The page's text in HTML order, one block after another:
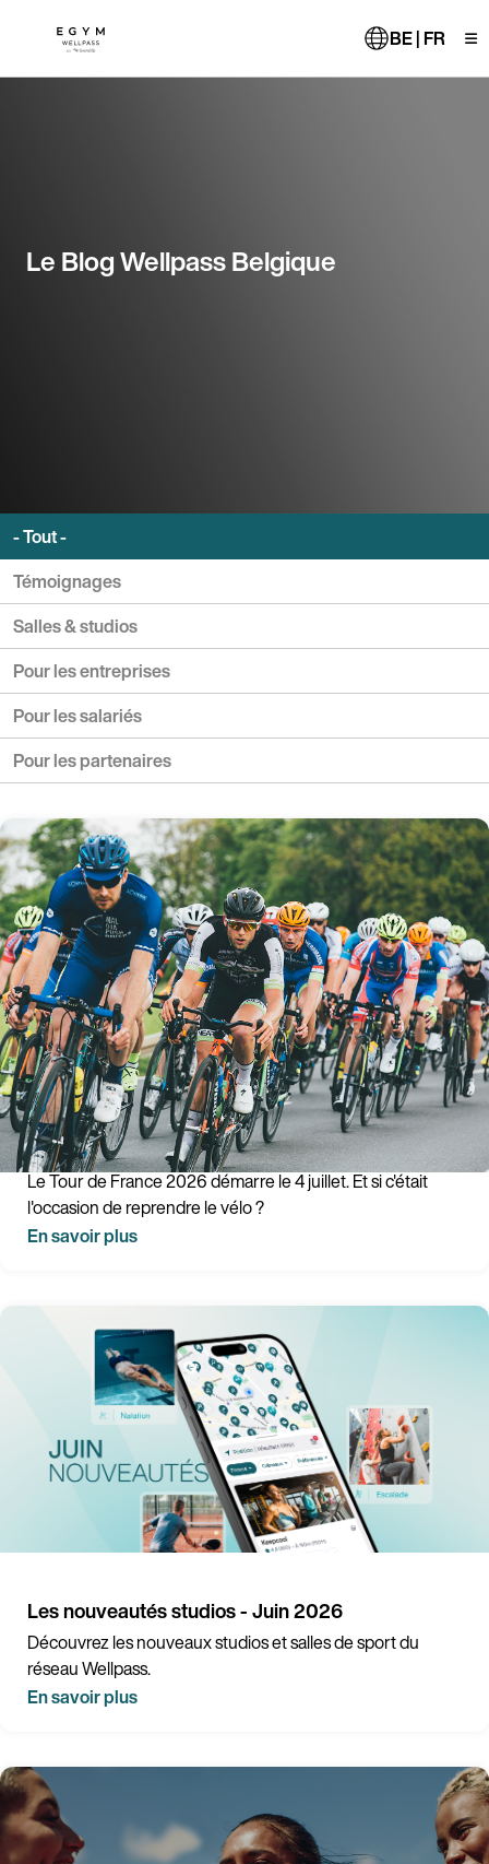
contenu BE | FR
Le Blog Wellpass Belgique
- Tout -
Témoignages
Salles & studios
Pour les entreprises
Pour les salariés
Pour les partenaires
Tour de France 2026 : dates, parcours et étapes
à suivre + guide pour débuter le vélo
Le Tour de France 2026 démarre le 4 juillet. Et si c'était
l'occasion de reprendre le vélo ?
En savoir plus
Les nouveautés studios - Juin 2026
Découvrez les nouveaux studios et salles de sport du
réseau Wellpass.
En savoir plus